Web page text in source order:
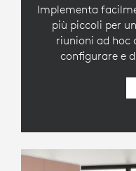
Implementa
più piccoli per
riunioni ad hoc
configurare e